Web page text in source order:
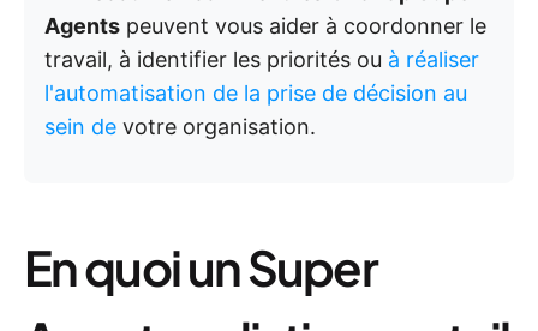
Agents peuvent vous aider à coordonner le
travail, à identifier les priorités ou à réaliser
l'automatisation de la prise de décision au
sein de votre organisation.
En quoi un Super